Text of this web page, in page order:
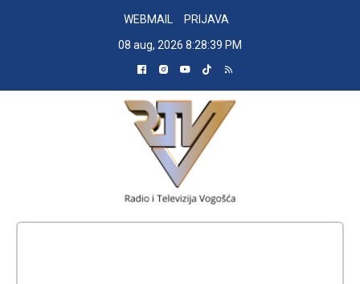
WEBMAIL
PRIJAVA
08 aug, 2026 8:28:40 PM